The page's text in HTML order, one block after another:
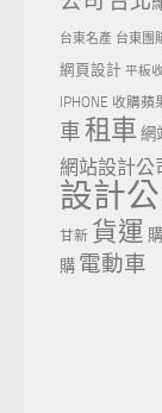
台東名產 台東團
網頁設計 平板
IPHONE 收購蘋
車租車 網
網站設計公
設計
甘新 貨運
購 電動車